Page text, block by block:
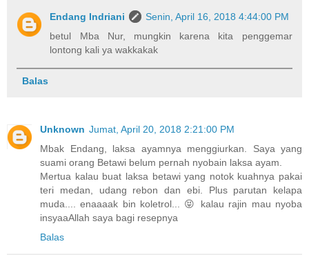
Endang Indriani
Senin, April 16, 2018 4:44:00 PM
betul Mba Nur, mungkin karena kita penggemar
lontong kali ya wakkakak
Balas
Unknown Jumat, April 20, 2018 2:21:00 PM
Mbak Endang, laksa ayamnya menggiurkan. Saya yang
suami orang Betawi belum pernah nyobain laksa ayam.
Mertua kalau buat laksa betawi yang notok kuahnya pakai
teri medan, udang rebon dan ebi. Plus parutan kelapa
muda.... enaaaak bin koletrol... 😝 kalau rajin mau nyoba
insyaaAllah saya bagi resepnya
Balas